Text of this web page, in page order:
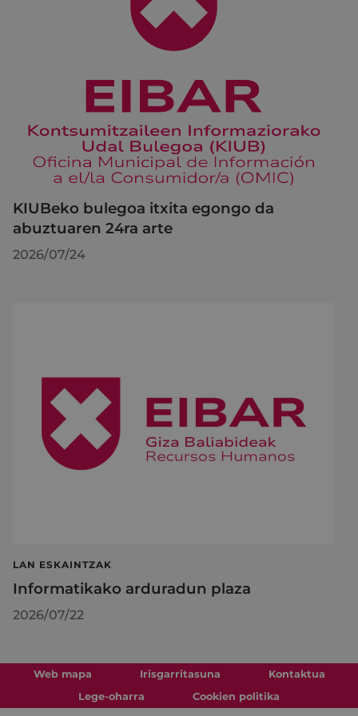
KIUBeko bulegoa itxita egongo da
abuztuaren 24ra arte
2026/07/24
LAN ESKAINTZAK
Informatikako arduradun plaza
2026/07/22
Web mapa Irisgarritasuna
Kontaktua
Lege-oharra
Cookien politika